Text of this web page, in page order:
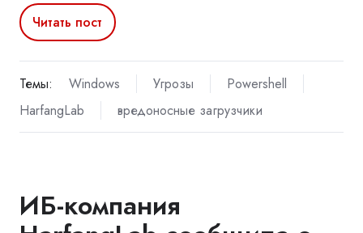
Читать пост
Темы: Windows Угрозы
Powershell
HarfangLab
вредоносные загрузчики
ИБ-компания